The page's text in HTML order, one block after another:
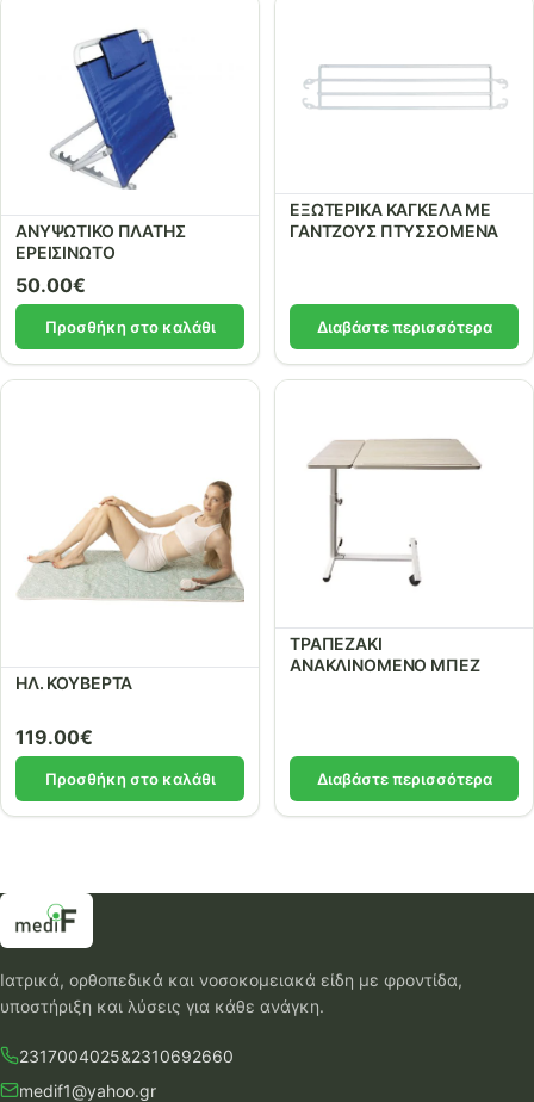
ΑΝΥΨΩΤΙΚΟ ΠΛΑΤΗΣ
ΕΡΕΙΣΙΝΩΤΟ
50.00€
Προσθήκη στο καλάθι
ΕΞΩΤΕΡΙΚΑ ΚΑΓΚΕΛΑ ΜΕ
ΓΑΝΤΖΟΥΣ ΠΤΥΣΣΟΜΕΝΑ
Διαβάστε περισσότερα
ΗΛ. ΚΟΥΒΕΡΤΑ
119.00€
Προσθήκη στο καλάθι
ΤΡΑΠΕΖΑΚΙ
ΑΝΑΚΛΙΝΟΜΕΝΟ ΜΠΕΖ
Διαβάστε περισσότερα
Ιατρικά, ορθοπεδικά και νοσοκομειακά είδη με φροντίδα,
υποστήριξη και λύσεις για κάθε ανάγκη.
2317004025&2310692660
medif1@yahoo.gr